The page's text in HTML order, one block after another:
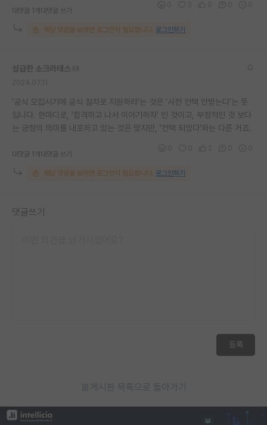
대댓글 1개 대댓글 쓰기
해당 댓글을 보려면 로그인이 필요합니다. 로그인하기
성급한 소크라테스
'공식 모집시기에 공식 절차로 지원하라'는 것은 '사전 컨택 안받는다'는 뜻
입니다. 한마디로, '합격하고 나서 이야기하자' 인 것이고, 부정적인 것 보다
는 긍정의 의미를 내포하고 있는 것은 맞지만, '컨택 되었다'와는 다른 거죠.
대댓글 1개 대댓글 쓰기
해당 댓글을 보려면 로그인이 필요합니다. 로그인하기
댓글쓰기
등록
게시판 목록으로 돌아가기